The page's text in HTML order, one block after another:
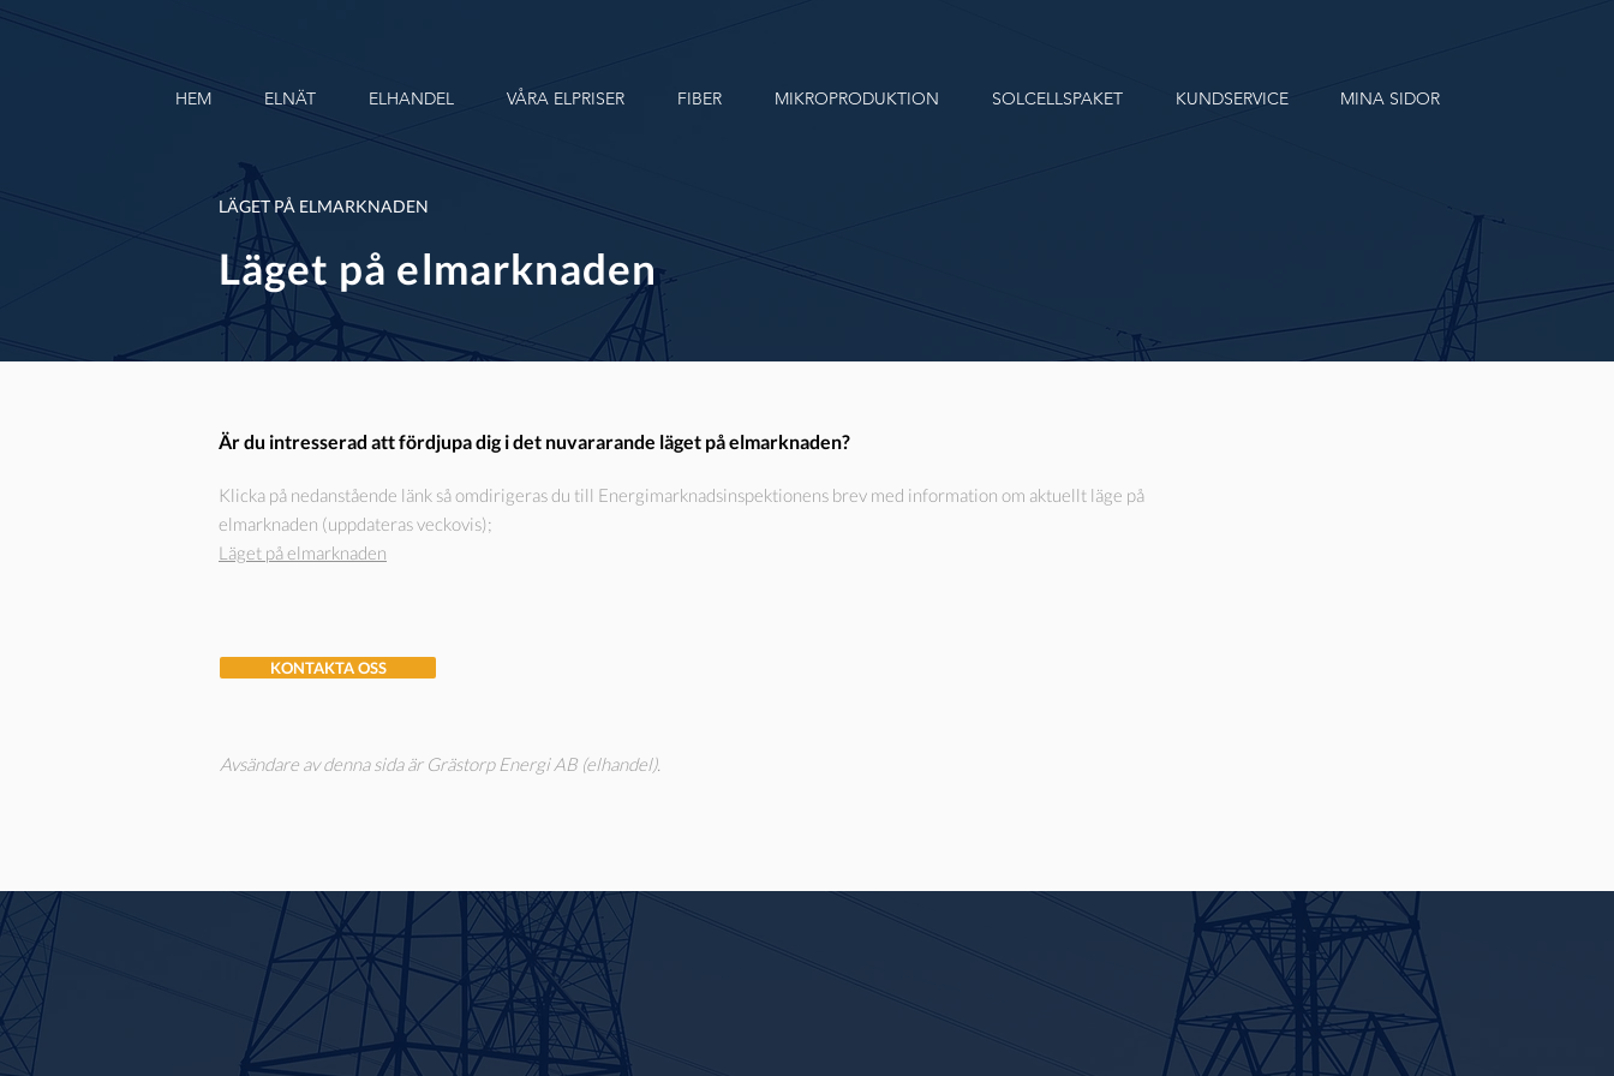
HEM ELNÄT ELHANDEL VÅRA ELPRISER FIBER MIKROPRODUKTION SOLCELLSPAKET KUNDSERVICE MINA SIDOR
LÄGET PÅ ELMARKNADEN
Läget på elmarknaden
Är du intresserad att fördjupa dig i det nuvararande läget på elmarknaden?
Klicka på nedanstående länk så omdirigeras du till Energimarknadsinspektionens brev med information om aktuellt läge på
elmarknaden (uppdateras veckovis);
Läget på elmarknaden
KONTAKTA OSS
Avsändare av denna sida är Grästorp Energi AB (elhandel).